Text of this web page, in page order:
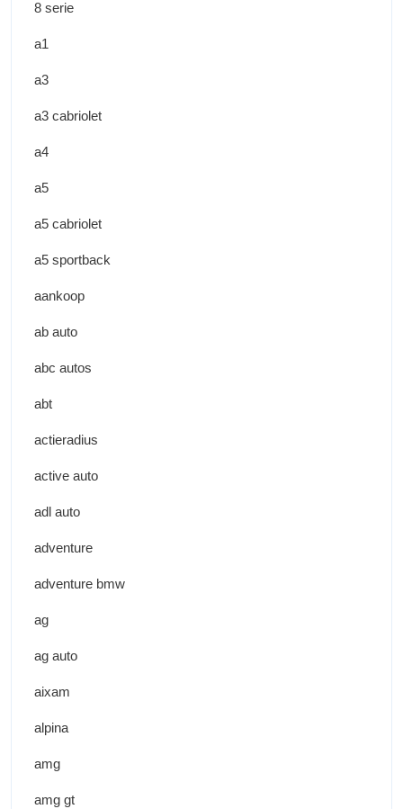
8 serie
a1
a3
a3 cabriolet
a4
a5
a5 cabriolet
a5 sportback
aankoop
ab auto
abc autos
abt
actieradius
active auto
adl auto
adventure
adventure bmw
ag
ag auto
aixam
alpina
amg
amg gt